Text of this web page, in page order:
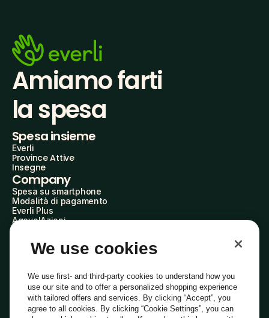
Amiamo farti
la spesa
Spesa insieme
Everli
Province Attive
Insegne
Company
Spesa su smartphone
Modalità di pagamento
Everli Plus
AgevolAzioni
Everli Shoppers
Scopri chi siamo
Domande frequenti
Lavora con noi
Diventa Shopper
We use cookies
We use first- and third-party cookies to understand how you
use our site and to offer a personalized shopping experience
with tailored offers and services. By clicking “Accept”, you
agree to all cookies. By clicking “Cookie Settings”, you can